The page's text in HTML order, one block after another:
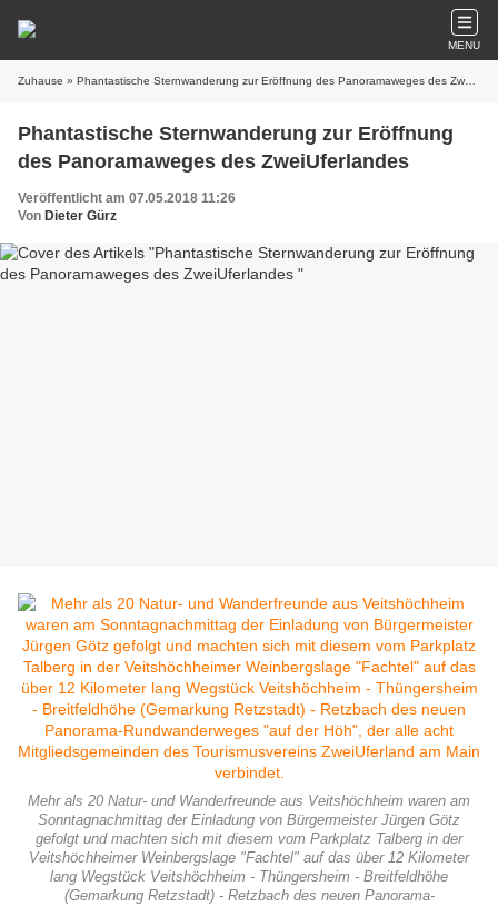
MENU
Zuhause » Phantastische Sternwanderung zur Eröffnung des Panoramaweges des ZweiUferlandes
Phantastische Sternwanderung zur Eröffnung
des Panoramaweges des ZweiUferlandes
Veröffentlicht am 07.05.2018 11:26
Von Dieter Gürz
Mehr als 20 Natur- und Wanderfreunde aus Veitshöchheim waren am
Sonntagnachmittag der Einladung von Bürgermeister Jürgen Götz
gefolgt und machten sich mit diesem vom Parkplatz Talberg in der
Veitshöchheimer Weinbergslage "Fachtel" auf das über 12 Kilometer
lang Wegstück Veitshöchheim - Thüngersheim - Breitfeldhöhe
(Gemarkung Retzstadt) - Retzbach des neuen Panorama-